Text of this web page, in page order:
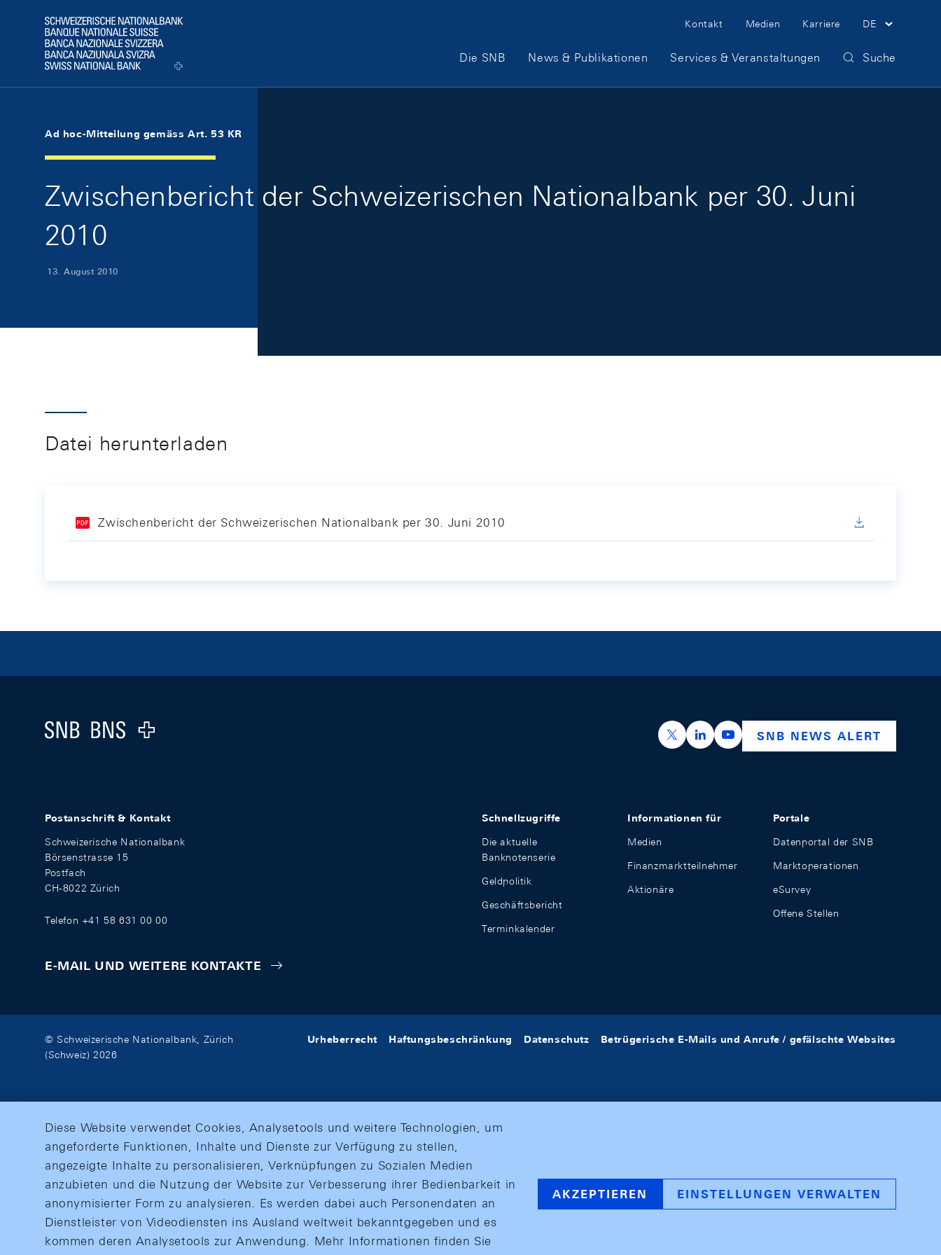
Logo
Meta Navigation
Kontakt Medien Karriere DE
Hauptnavigation
Die SNB News & Publikationen Services & Veranstaltungen Suche
Ad hoc-Mitteilung gemäss Art. 53 KR
Zwischenbericht der Schweizerischen Nationalbank per 30. Juni
2010
13. August 2010
Datei herunterladen
Zwischenbericht der Schweizerischen Nationalbank per 30. Juni 2010
Logo
https://x.com/snb_bns
https://ch.linkedin.com/company/swiss-
https://www.youtube.com/
SNB NEWS ALERT
Postanschrift & Kontakt
Schweizerische Nationalbank
Börsenstrasse 15
Postfach
CH-8022 Zürich
Telefon +41 58 631 00 00
E-MAIL UND WEITERE KONTAKTE
Schnellzugriffe
Die aktuelle
Banknotenserie
Geldpolitik
Geschäftsbericht
Terminkalender
Informationen für
Medien
Finanzmarktteilnehmer
Aktionäre
Portale
Datenportal der SNB
Marktoperationen
eSurvey
Offene Stellen
© Schweizerische Nationalbank, Zürich
(Schweiz) 2026
Urheberrecht Haftungsbeschränkung Datenschutz Betrügerische E-Mails und Anrufe / gefälschte Websites
Diese Website verwendet Cookies, Analysetools und weitere Technologien, um
angeforderte Funktionen, Inhalte und Dienste zur Verfügung zu stellen,
angezeigte Inhalte zu personalisieren, Verknüpfungen zu Sozialen Medien
anzubieten und die Nutzung der Website zur Verbesserung ihrer Bedienbarkeit in
anonymisierter Form zu analysieren. Es werden dabei auch Personendaten an
Dienstleister von Videodiensten ins Ausland weltweit bekanntgegeben und es
kommen deren Analysetools zur Anwendung. Mehr Informationen finden Sie
AKZEPTIEREN EINSTELLUNGEN VERWALTEN